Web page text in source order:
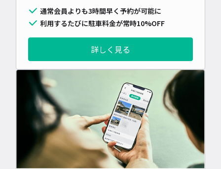
通常会員よりも3時間早く予約が可能に
利用するたびに駐車料金が常時10%OFF
詳しく見る